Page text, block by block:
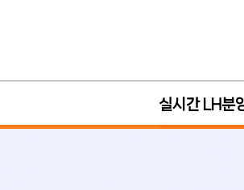
실시간 LH분